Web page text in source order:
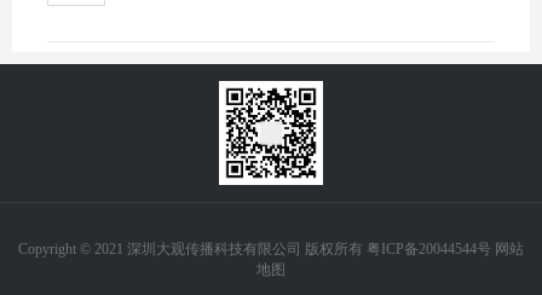
Copyright © 2021 深圳大观传播科技有限公司 版权所有 粤ICP备20044544号 网站
地图